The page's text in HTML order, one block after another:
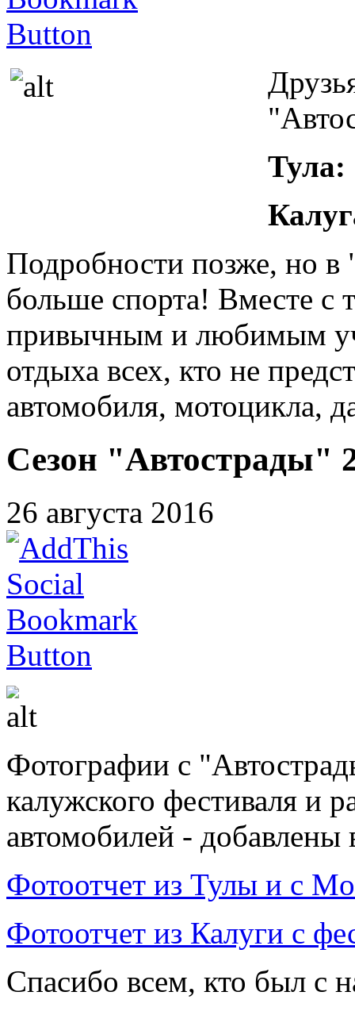
Тула:
Подробности позже, но в
больше спорта! Вместе с
привычным и любимым
отдыха всех, кто не
автомобиля, мотоцикла,
Сезон "Автострады"
26 августа 2016
Фотографии с
калужского фестиваля и
автомобилей - добавлены
Фотоотчет из Тулы и с
Фотоотчет из Калуги с
Спасибо всем, кто был с